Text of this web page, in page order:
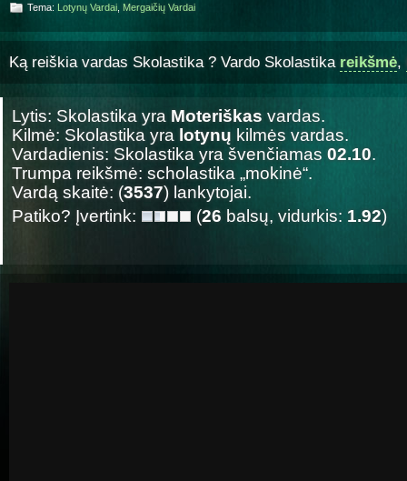
Tema: Lotynų Vardai Mergaičių Vardai
Ką reiškia vardas Skolastika ? Vardo Skolastika reikšmė,
Lytis: Skolastika yra Moteriškas vardas.
Kilmė: Skolastika yra lotynų kilmės vardas.
Vardadienis: Skolastika yra švenčiamas 02.10.
Trumpa reikšmė: scholastika „mokinė“.
Vardą skaitė: (3537) lankytojai.
Patiko? Įvertink:
(26 balsų, vidurkis: 1.92)